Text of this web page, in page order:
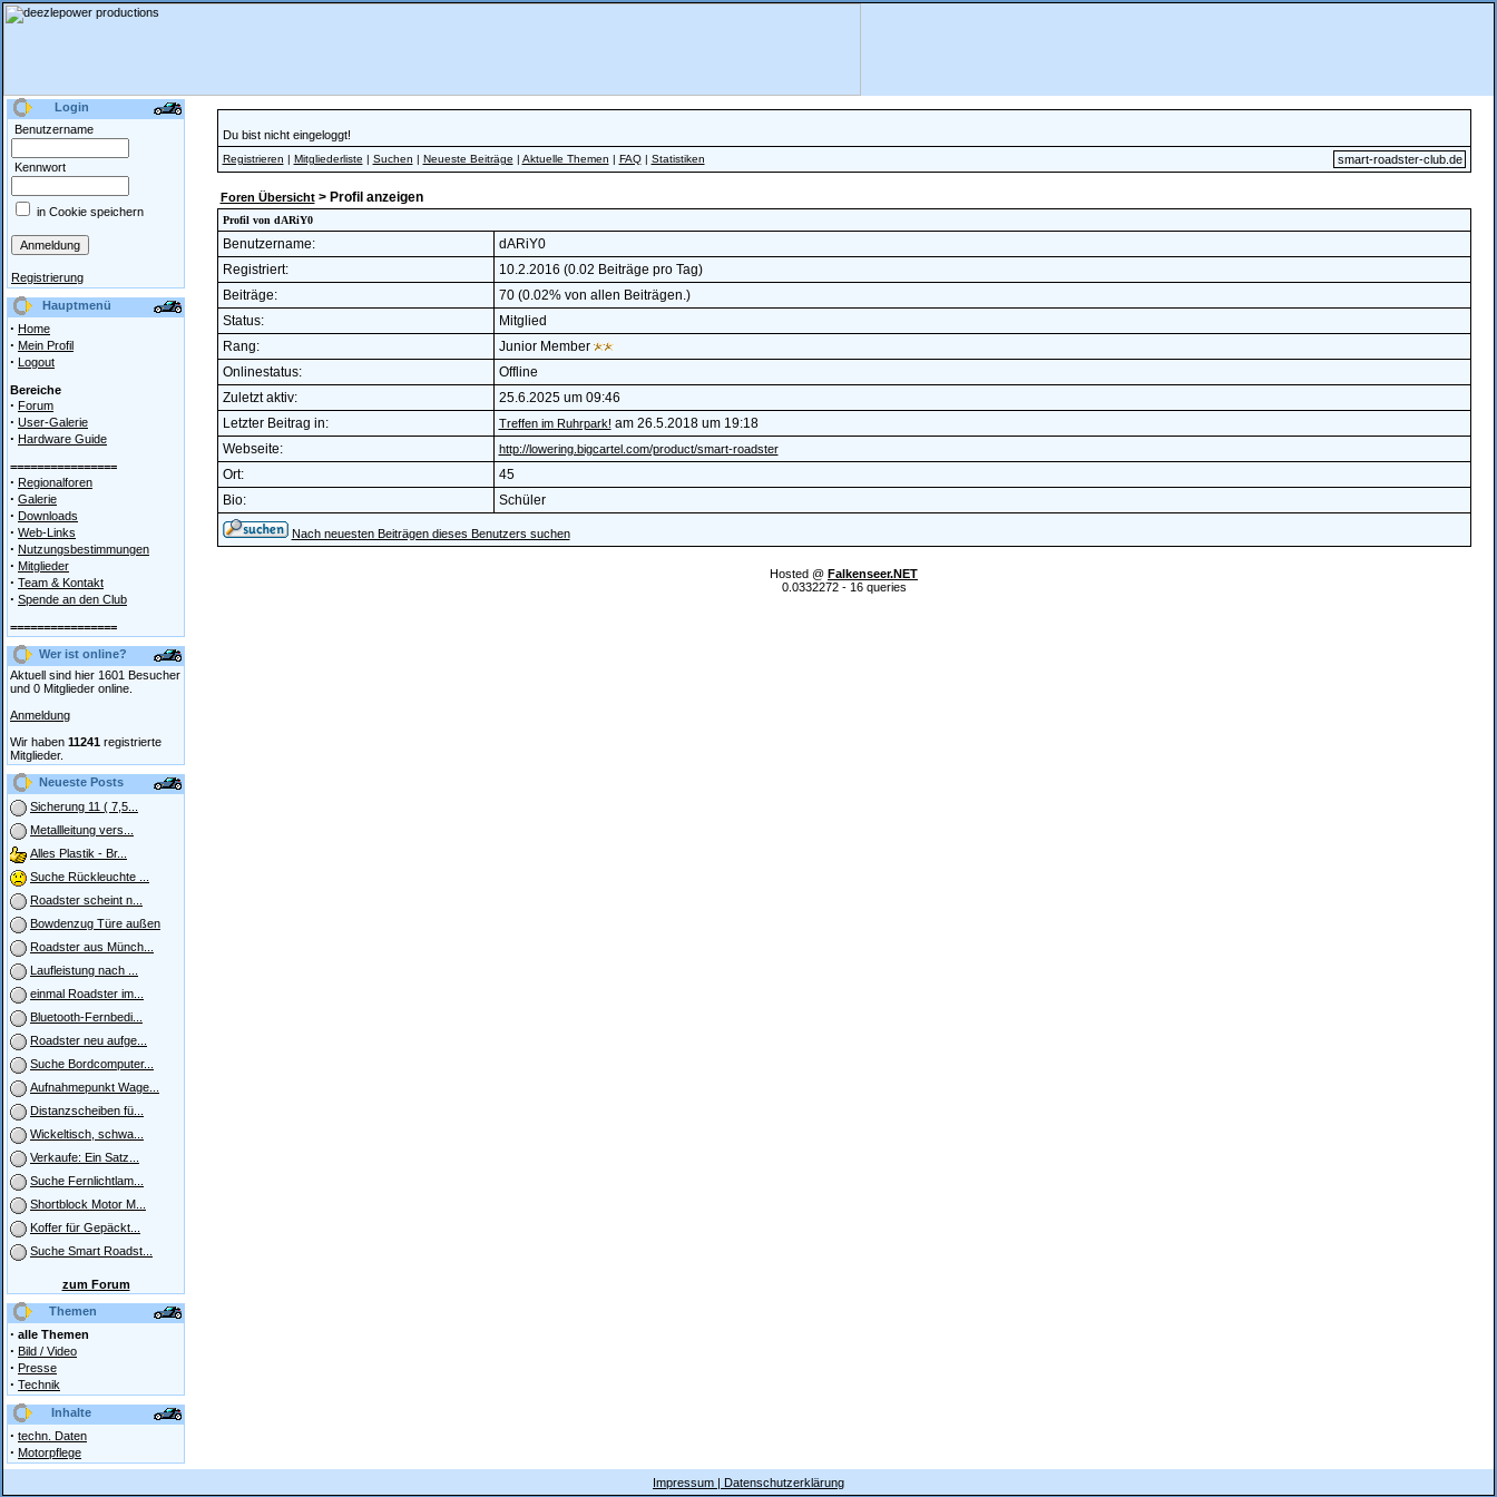
Login
Benutzername
Kennwort
in Cookie speichern
Registrierung
Hauptmenü
· Home
· Mein Profil
· Logout
Bereiche
· Forum
· User-Galerie
· Hardware Guide
================
· Regionalforen
· Galerie
· Downloads
· Web-Links
· Nutzungsbestimmungen
· Mitglieder
· Team & Kontakt
· Spende an den Club
================
Wer ist online?
Aktuell sind hier 1601 Besucher
und 0 Mitglieder online.
Anmeldung
Wir haben 11241 registrierte
Mitglieder.
Neueste Posts
Sicherung 11 ( 7,5...
Metallleitung vers...
Alles Plastik - Br...
Suche Rückleuchte ...
Roadster scheint n...
Bowdenzug Türe außen
Roadster aus Münch...
Laufleistung nach ...
einmal Roadster im...
Bluetooth-Fernbedi...
Roadster neu aufge...
Suche Bordcomputer...
Aufnahmepunkt Wage...
Distanzscheiben fü...
Wickeltisch, schwa...
Verkaufe: Ein Satz...
Suche Fernlichtlam...
Shortblock Motor M...
Koffer für Gepäckt...
Suche Smart Roadst...
zum Forum
Themen
· alle Themen
· Bild / Video
· Presse
· Technik
Inhalte
· techn. Daten
· Motorpflege
Du bist nicht eingeloggt!
Registrieren | Mitgliederliste | Suchen | Neueste Beiträge | Aktuelle Themen | FAQ| Statistiken smart-roadster-club.de
Foren Übersicht> Profil anzeigen
Profil von dARiY0
Benutzername:
dARiY0
Registriert:
10.2.2016 (0.02 Beiträge pro Tag)
Beiträge:
70 (0.02% von allen Beiträgen.)
Status:
Mitglied
Rang:
Junior Member
Onlinestatus:
Offline
Zuletzt aktiv:
25.6.2025 um 09:46
Letzter Beitrag in:
Treffen im Ruhrpark! am 26.5.2018 um 19:18
Webseite:
http://lowering.bigcartel.com/product/smart-roadster
Ort:
45
Bio:
Schüler
Nach neuesten Beiträgen dieses Benutzers suchen
Hosted @ Falkenseer.NET
0.0332272 - 16 queries
Impressum | Datenschutzerklärung